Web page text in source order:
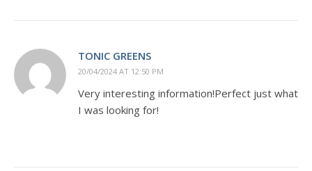
TONIC GREENS
20/04/2024 AT 12:50 PM
Very interesting information!Perfect just what
I was looking for!